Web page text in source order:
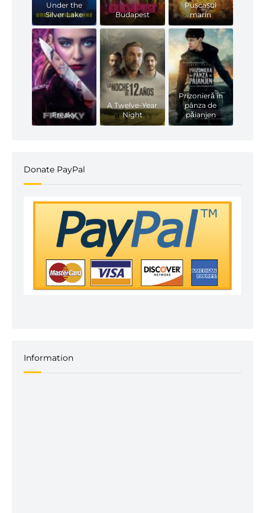
Under the
Silver Lake
Budapest
Pușcașul
marin
Freaky
A Twelve-Year
Night
Prizonieră în
pânza de
păianjen
Donate PayPal
Information